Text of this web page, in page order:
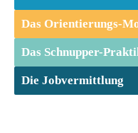
Das Orientierungs-
Das Schnupper-
Die Jobvermittlung